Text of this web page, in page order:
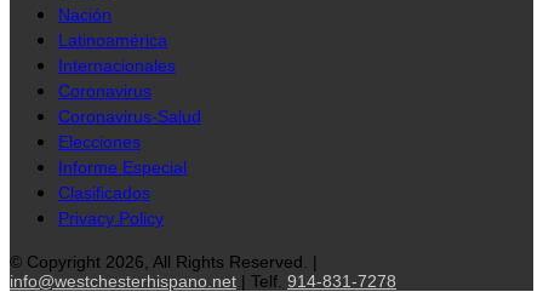
Nación
Latinoamérica
Internacionales
Coronavirus
Coronavirus-Salud
Elecciones
Informe Especial
Clasificados
Privacy Policy
© Copyright 2026, All Rights Reserved. |
info@westchesterhispano.net | Telf. 914-831-7278